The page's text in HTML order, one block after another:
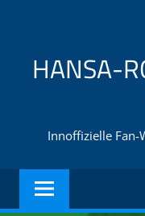
springenHANSA-
Innoffizielle Fan-